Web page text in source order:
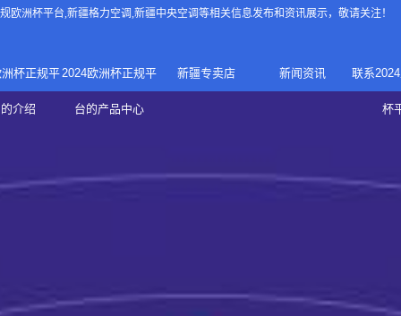
欧洲杯平台,新疆格力空调,新疆中央空调等相关信息发布和资讯展示，敬请关注！
杯正规平
介绍
正规欧洲
2024欧洲杯正规平
台的产品中心
家庭中央空调
家用空调
新疆专卖店 新闻资讯 联系
杯